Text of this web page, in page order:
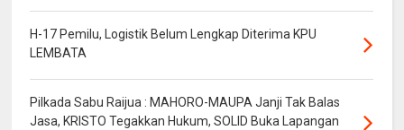
H-17 Pemilu, Logistik Belum Lengkap Diterima KPU
LEMBATA
Pilkada Sabu Raijua : MAHORO-MAUPA Janji Tak Balas
Jasa, KRISTO Tegakkan Hukum, SOLID Buka Lapangan